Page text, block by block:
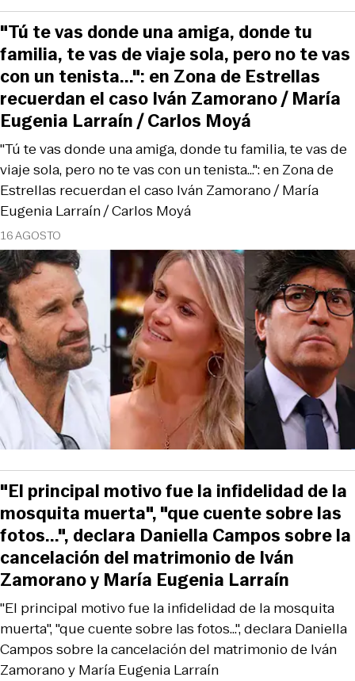
16 AGOSTO
"Tú te vas donde una amiga, donde tu familia, te vas de
viaje sola, pero no te vas con un tenista...": en Zona de
Estrellas recuerdan el caso Iván Zamorano / María
Eugenia Larraín / Carlos Moyá
"Tú te vas donde una amiga, donde tu
familia, te vas de viaje sola, pero no te vas
con un tenista...": en Zona de Estrellas
recuerdan el caso Iván Zamorano / María
Eugenia Larraín / Carlos Moyá
"El principal motivo fue la infidelidad de la mosquita
muerta", "que cuente sobre las fotos...", declara Daniella
Campos sobre la cancelación del matrimonio de Iván
Zamorano y María Eugenia Larraín
"El principal motivo fue la infidelidad de la
mosquita muerta", "que cuente sobre las
fotos...", declara Daniella Campos sobre la
cancelación del matrimonio de Iván
Zamorano y María Eugenia Larraín